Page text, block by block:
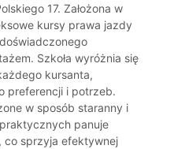
17. Założona w
kursy prawa jazdy
Szkoła wyróżnia się
kursanta,
preferencji i potrzeb.
w sposób staranny i
panuje
co sprzyja efektywnej